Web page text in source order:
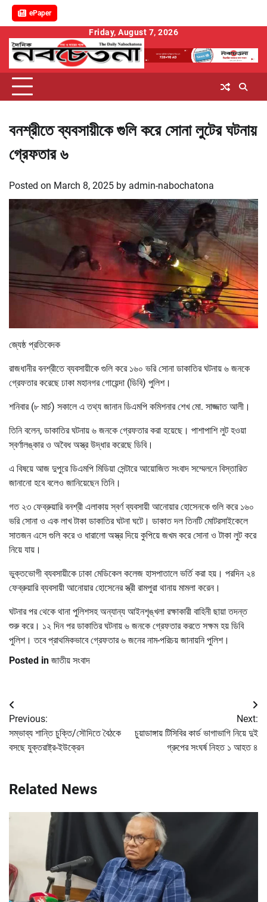
ePaper
content
Friday, August 7, 2026
বনশ্রীতে ব্যবসায়ীকে গুলি করে সোনা লুটের ঘটনায়
গ্রেফতার ৬
Posted on March 8, 2025 by admin-nabochatona
জ্যেষ্ঠ প্রতিবেদক
রাজধানীর বনশ্রীতে ব্যবসায়ীকে গুলি করে ১৬০ ভরি সোনা ডাকাতির ঘটনায় ৬ জনকে
গ্রেফতার করেছে ঢাকা মহানগর গোয়েন্দা (ডিবি) পুলিশ।
শনিবার (৮ মার্চ) সকালে এ তথ্য জানান ডিএমপি কমিশনার শেখ মো. সাজ্জাত আলী।
তিনি বলেন, ডাকাতির ঘটনায় ৬ জনকে গ্রেফতার করা হয়েছে। পাশাপাশি লুট হওয়া
স্বর্ণালঙ্কার ও অবৈধ অস্ত্র উদ্ধার করেছে ডিবি।
এ বিষয়ে আজ দুপুরে ডিএমপি মিডিয়া সেন্টারে আয়োজিত সংবাদ সম্মেলনে বিস্তারিত
জানানো হবে বলেও জানিয়েছেন তিনি।
গত ২৩ ফেব্রুয়ারি বনশ্রী এলাকায় স্বর্ণ ব্যবসায়ী আনোয়ার হোসেনকে গুলি করে ১৬০
ভরি সোনা ও এক লাখ টাকা ডাকাতির ঘটনা ঘটে। ডাকাত দল তিনটি মোটরসাইকেলে
সাতজন এসে গুলি করে ও ধারালো অস্ত্র দিয়ে কুপিয়ে জখম করে সোনা ও টাকা লুট করে
নিয়ে যায়।
ভুক্তভোগী ব্যবসায়ীকে ঢাকা মেডিকেল কলেজ হাসপাতালে ভর্তি করা হয়। পরদিন ২৪
ফেব্রুয়ারি ব্যবসায়ী আনোয়ার হোসেনের স্ত্রী রামপুরা থানায় মামলা করেন।
ঘটনার পর থেকে থানা পুলিশসহ অন্যান্য আইনশৃঙ্খলা রক্ষাকারী বাহিনী ছায়া তদন্ত
শুরু করে। ১২ দিন পর ডাকাতির ঘটনায় ৬ জনকে গ্রেফতার করতে সক্ষম হয় ডিবি
পুলিশ। তবে প্রাথমিকভাবে গ্রেফতার ৬ জনের নাম-পরিচয় জানায়নি পুলিশ।
Posted in জাতীয় সংবাদ
Post
navigation
Previous:
সম্ভাব্য শান্তি চুক্তি/সৌদিতে বৈঠকে
বসছে যুক্তরাষ্ট্র-ইউক্রেন
Next:
চুয়াডাঙ্গায় টিসিবির কার্ড ভাগাভাগি নিয়ে দুই
গ্রুপের সংঘর্ষ নিহত ১ আহত ৪
Related News